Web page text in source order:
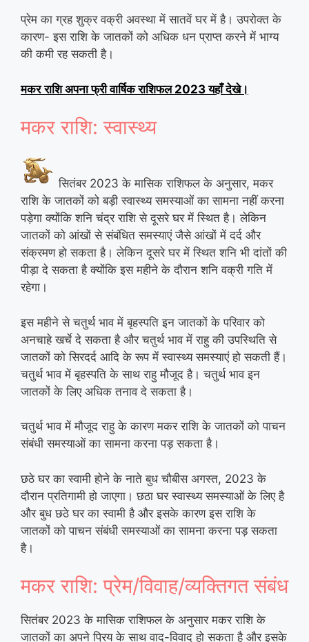
प्रेम का ग्रह शुक्र वक्री अवस्था में सातवें घर में है। उपरोक्त के
कारण- इस राशि के जातकों को अधिक धन प्राप्त करने में भाग्य
की कमी रह सकती है।
मकर राशि अपना फ्री वार्षिक राशिफल 2023 यहाँ देखे।
मकर राशि: स्वास्थ्य
सितंबर 2023 के मासिक राशिफल के अनुसार, मकर
राशि के जातकों को बड़ी स्वास्थ्य समस्याओं का सामना नहीं करना
पड़ेगा क्योंकि शनि चंद्र राशि से दूसरे घर में स्थित है। लेकिन
जातकों को आंखों से संबंधित समस्याएं जैसे आंखों में दर्द और
संक्रमण हो सकता है। लेकिन दूसरे घर में स्थित शनि भी दांतों की
पीड़ा दे सकता है क्योंकि इस महीने के दौरान शनि वक्री गति में
रहेगा।
इस महीने से चतुर्थ भाव में बृहस्पति इन जातकों के परिवार को
अनचाहे खर्चे दे सकता है और चतुर्थ भाव में राहु की उपस्थिति से
जातकों को सिरदर्द आदि के रूप में स्वास्थ्य समस्याएं हो सकती हैं।
चतुर्थ भाव में बृहस्पति के साथ राहु मौजूद है। चतुर्थ भाव इन
जातकों के लिए अधिक तनाव दे सकता है।
चतुर्थ भाव में मौजूद राहु के कारण मकर राशि के जातकों को पाचन
संबंधी समस्याओं का सामना करना पड़ सकता है।
छठे घर का स्वामी होने के नाते बुध चौबीस अगस्त, 2023 के
दौरान प्रतिगामी हो जाएगा। छठा घर स्वास्थ्य समस्याओं के लिए है
और बुध छठे घर का स्वामी है और इसके कारण इस राशि के
जातकों को पाचन संबंधी समस्याओं का सामना करना पड़ सकता
है।
मकर राशि: प्रेम/विवाह/व्यक्तिगत संबंध
सितंबर 2023 के मासिक राशिफल के अनुसार मकर राशि के
जातकों का अपने प्रिय के साथ वाद-विवाद हो सकता है और इसके